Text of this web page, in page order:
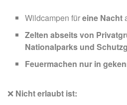
Wildcampen füreine Nacht
Zelten abseits von
Nationalparks und
Feuermachen nur in
❌ Nicht erlaubt ist: